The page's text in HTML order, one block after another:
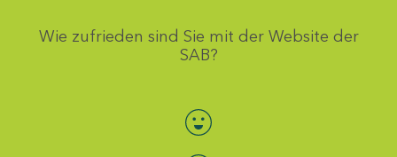
Wie zufrieden sind Sie mit der Website der
SAB?
Bewertung auswählen